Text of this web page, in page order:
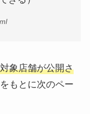
象店舗が公開さ
もとに次のペー